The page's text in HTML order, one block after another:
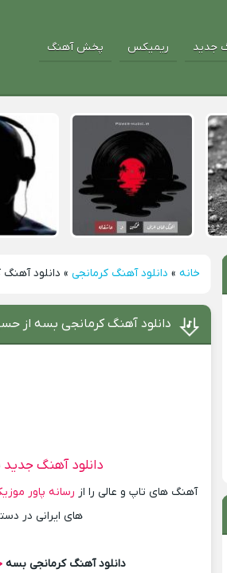
جدید ریمیکس پخش آهنگ
خانه » دانلود آهنگ کرمانجی » دانلود
دانلود آهنگ کرمانجی بسه از
دانلود آهنگ جدید
آهنگ های تاپ و عالی را از رسانه پاور
های ایرانی در
دانلود آهنگ کرمانجی بسه